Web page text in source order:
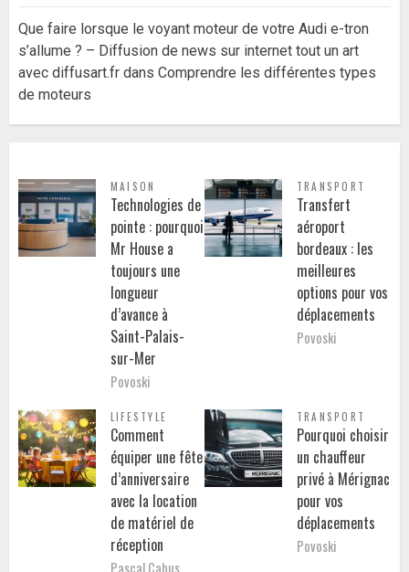
Que faire lorsque le voyant moteur de votre Audi e-tron
s’allume ? – Diffusion de news sur internet tout un art
avec diffusart.fr dans Comprendre les différentes types
de moteurs
MAISON
Technologies de
pointe : pourquoi
Mr House a
toujours une
longueur
d’avance à
Saint-Palais-
sur-Mer
Povoski
TRANSPORT
Transfert
aéroport
bordeaux : les
meilleures
options pour vos
déplacements
Povoski
LIFESTYLE
Comment
équiper une fête
d’anniversaire
avec la location
de matériel de
réception
Pascal Cabus
TRANSPORT
Pourquoi choisir
un chauffeur
privé à Mérignac
pour vos
déplacements
Povoski